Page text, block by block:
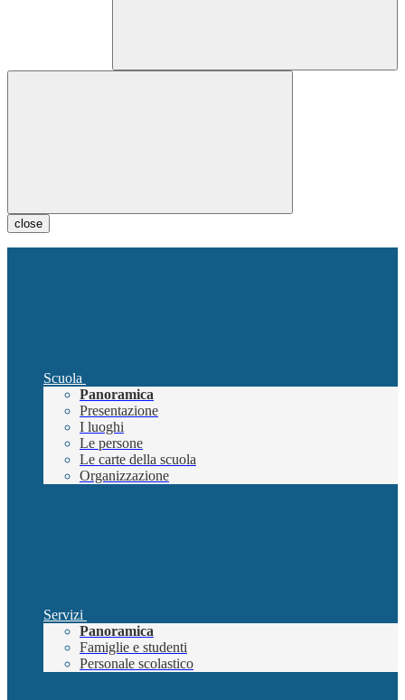
close
Scuola
Panoramica
Presentazione
I luoghi
Le persone
Le carte della scuola
Organizzazione
Servizi
Panoramica
Famiglie e studenti
Personale scolastico